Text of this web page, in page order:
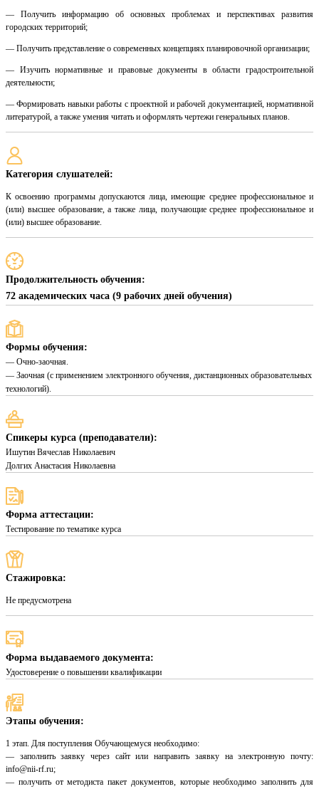
— Получить информацию об основных проблемах и перспективах развития
городских территорий;
— Получить представление о современных концепциях планировочной организации;
— Изучить нормативные и правовые документы в области градостроительной
деятельности;
— Формировать навыки работы с проектной и рабочей документацией, нормативной
литературой, а также умения читать и оформлять чертежи генеральных планов.
Категория слушателей:
К освоению программы допускаются лица, имеющие среднее профессиональное и
(или) высшее образование, а также лица, получающие среднее профессиональное и
(или) высшее образование.
Продолжительность обучения:
72 академических часа (9 рабочих дней обучения)
Формы обучения:
— Очно-заочная.
— Заочная (с применением электронного обучения, дистанционных образовательных
технологий).
Спикеры курса (преподаватели):
Ишутин Вячеслав Николаевич
Долгих Анастасия Николаевна
Форма аттестации:
Тестирование по тематике курса
Стажировка:
Не предусмотрена
Форма выдаваемого документа:
Удостоверение о повышении квалификации
Этапы обучения:
1 этап. Для поступления Обучающемуся необходимо:
— заполнить заявку через сайт или направить заявку на электронную почту:
info@nii-rf.ru;
— получить от методиста пакет документов, которые необходимо заполнить для